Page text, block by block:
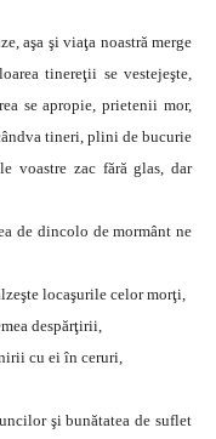
aşa şi viaţa noastră merge
tinereţii se vestejeşte,
se apropie, prietenii mor,
tineri, plini de bucurie
voastre zac fără glas, dar
de dincolo de mormânt ne
locaşurile celor morţi,
despărţirii,
cu ei în ceruri,
şi bunătatea de suflet